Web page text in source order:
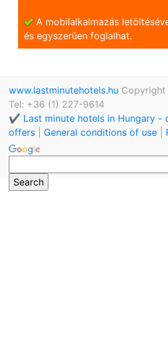
A mobilalkalmazás
és egyszerũen foglalhat.
www.lastminutehotels.hu
Tel: +36 (1) 227-9614
✔️ Last minute hotels in Hungary -
offers
General conditions of use